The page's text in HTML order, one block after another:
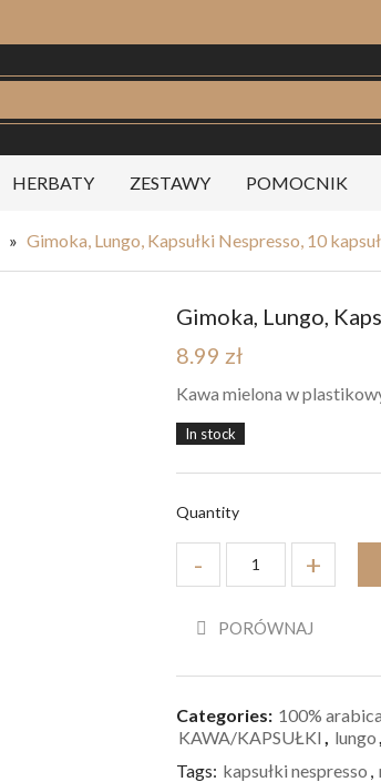
HERBATY ZESTAWY POMOCNIK
» Gimoka, Lungo, Kapsułki Nespresso, 10
Gimoka, Lungo,
8.99 zł
Kawa mielona w
In stock
Quantity
PORÓWNAJ
Categories: 100% arabica
KAWA/KAPSUŁKI , lungo,
Tags: kapsułki nespresso ,